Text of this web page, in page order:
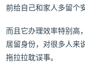
前给自己和家人多留个
而且它办理效率特别高
居留身份，对很多人来
拖拉拉耽误事。